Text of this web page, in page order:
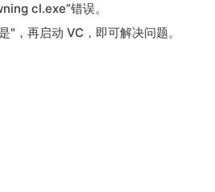
cl.exe”错误。
，再启动 VC，即可解决问题。